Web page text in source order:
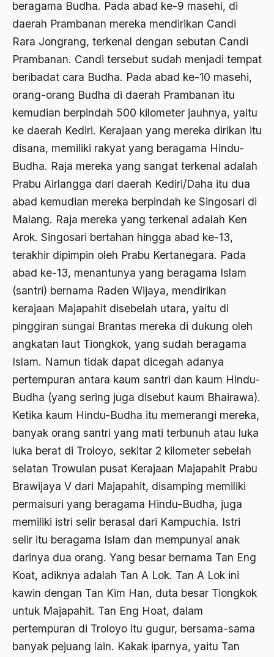
beragama Budha. Pada abad ke-9 masehi, di
daerah Prambanan mereka mendirikan Candi
Rara Jongrang, terkenal dengan sebutan Candi
Prambanan. Candi tersebut sudah menjadi tempat
beribadat cara Budha. Pada abad ke-10 masehi,
orang-orang Budha di daerah Prambanan itu
kemudian berpindah 500 kilometer jauhnya, yaitu
ke daerah Kediri. Kerajaan yang mereka dirikan itu
disana, memiliki rakyat yang beragama Hindu-
Budha. Raja mereka yang sangat terkenal adalah
Prabu Airlangga dari daerah Kediri/Daha itu dua
abad kemudian mereka berpindah ke Singosari di
Malang. Raja mereka yang terkenal adalah Ken
Arok. Singosari bertahan hingga abad ke-13,
terakhir dipimpin oleh Prabu Kertanegara. Pada
abad ke-13, menantunya yang beragama Islam
(santri) bernama Raden Wijaya, mendirikan
kerajaan Majapahit disebelah utara, yaitu di
pinggiran sungai Brantas mereka di dukung oleh
angkatan laut Tiongkok, yang sudah beragama
Islam. Namun tidak dapat dicegah adanya
pertempuran antara kaum santri dan kaum Hindu-
Budha (yang sering juga disebut kaum Bhairawa).
Ketika kaum Hindu-Budha itu memerangi mereka,
banyak orang santri yang mati terbunuh atau luka
luka berat di Troloyo, sekitar 2 kilometer sebelah
selatan Trowulan pusat Kerajaan Majapahit Prabu
Brawijaya V dari Majapahit, disamping memiliki
permaisuri yang beragama Hindu-Budha, juga
memiliki istri selir berasal dari Kampuchia. Istri
selir itu beragama Islam dan mempunyai anak
darinya dua orang. Yang besar bernama Tan Eng
Koat, adiknya adalah Tan A Lok. Tan A Lok ini
kawin dengan Tan Kim Han, duta besar Tiongkok
untuk Majapahit. Tan Eng Hoat, dalam
pertempuran di Troloyo itu gugur, bersama-sama
banyak pejuang lain. Kakak iparnya, yaitu Tan
1992
1991
1989
1988
1986
1985
1983
1982
1981
1980
1979
1978
1976
1975
1974
1973
1972
Adaptif Islam
adat
Adat dan Syari'at
Adat Ngada
Adat Pra-Islam
Adi Sasono
Adil dan Makmur
Adipati Unus
Administrasi Negara
Adnan Buyung Nasution
Adopsi
Adu Pinalti
Advisors
Aera-Europa
Afganistan
Afiliasi Kultural
Afrika
agama
Agama & Negara
Agama Asli
Agama Asli Indonesia
Agama dan Negara
Agama dan negaraa
Agama dan Pemerintah
Agama dan Politik
Agama dan Praktis